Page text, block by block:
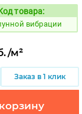
521885
товара:
вибрации
м²
Заказ в 1 клик